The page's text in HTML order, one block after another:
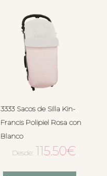
3333 Sacos de Silla Kin-
Francis Polipiel Rosa con
Blanco
Desde: 115.50€